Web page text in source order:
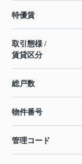
特優賃
取引態様 /
賃貸区分
総戸数
物件番号
管理コード